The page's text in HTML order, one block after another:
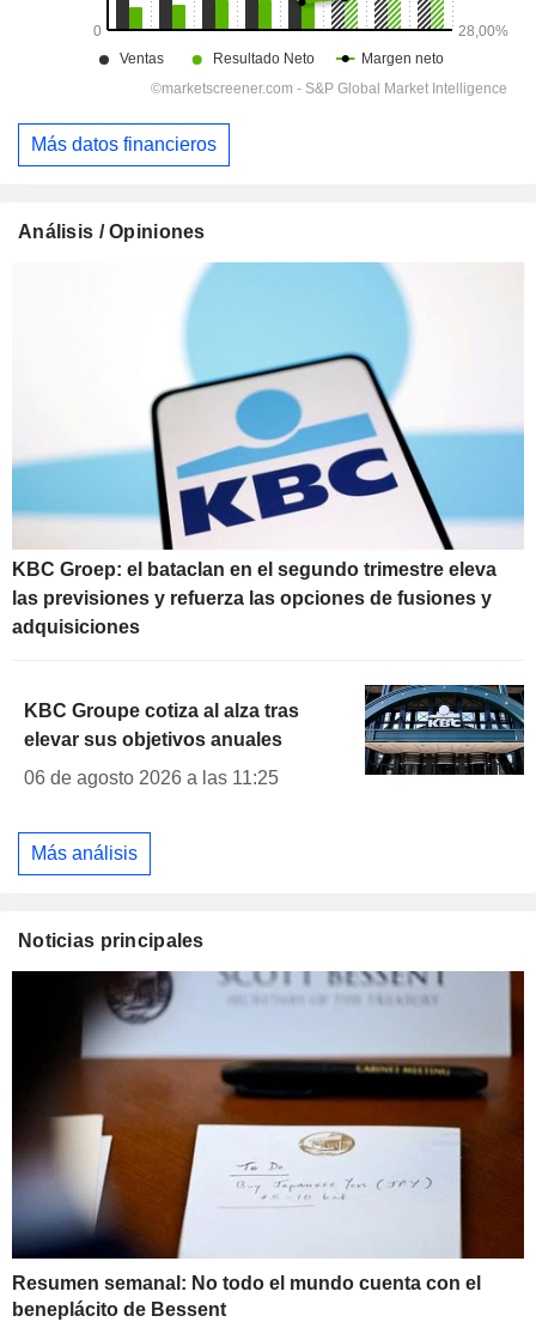
Más datos financieros
Análisis / Opiniones
KBC Groep: el bataclan en el segundo trimestre eleva
las previsiones y refuerza las opciones de fusiones y
adquisiciones
KBC Groupe cotiza al alza tras
elevar sus objetivos anuales
06 de agosto 2026 a las 11:25
Más análisis
Noticias principales
Resumen semanal: No todo el mundo cuenta con el
beneplácito de Bessent